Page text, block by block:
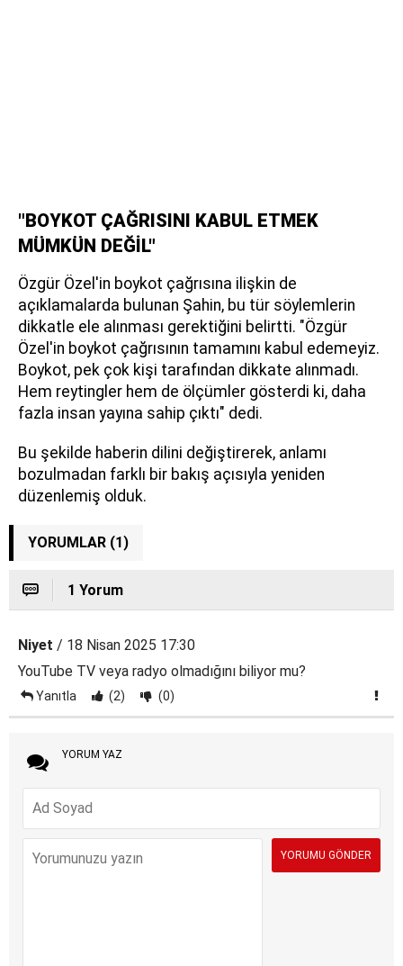
"BOYKOT ÇAĞRISINI KABUL ETMEK
MÜMKÜN DEĞİL"
Özgür Özel'in boykot çağrısına ilişkin de
açıklamalarda bulunan Şahin, bu tür söylemlerin
dikkatle ele alınması gerektiğini belirtti. "Özgür
Özel'in boykot çağrısının tamamını kabul edemeyiz.
Boykot, pek çok kişi tarafından dikkate alınmadı.
Hem reytingler hem de ölçümler gösterdi ki, daha
fazla insan yayına sahip çıktı" dedi.
Bu şekilde haberin dilini değiştirerek, anlamı
bozulmadan farklı bir bakış açısıyla yeniden
düzenlemiş olduk.
YORUMLAR (1)
1 Yorum
Niyet / 18 Nisan 2025 17:30
YouTube TV veya radyo olmadığını biliyor mu?
Yanıtla (2) (0)
YORUM YAZ